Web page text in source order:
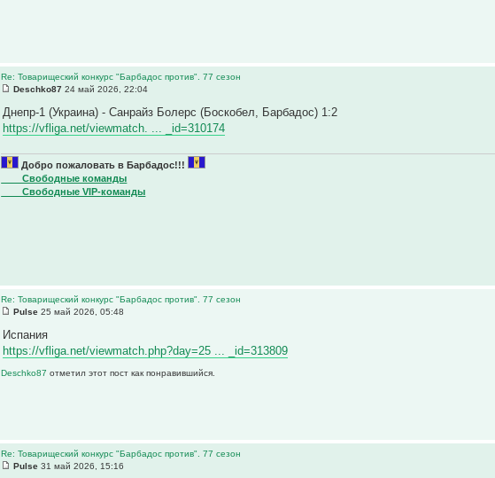
Re: Товарищеский конкурс "Барбадос против". 77 сезон
Deschko87 24 май 2026, 22:04
Днепр-1 (Украина) - Санрайз Болерс (Боскобел, Барбадос) 1:2
https://vfliga.net/viewmatch. ... _id=310174
Добро пожаловать в Барбадос!!!
____Свободные команды
____Свободные VIP-команды
Re: Товарищеский конкурс "Барбадос против". 77 сезон
Pulse 25 май 2026, 05:48
Испания
https://vfliga.net/viewmatch.php?day=25 ... _id=313809
Deschko87отметил этот пост как понравившийся.
Re: Товарищеский конкурс "Барбадос против". 77 сезон
Pulse 31 май 2026, 15:16